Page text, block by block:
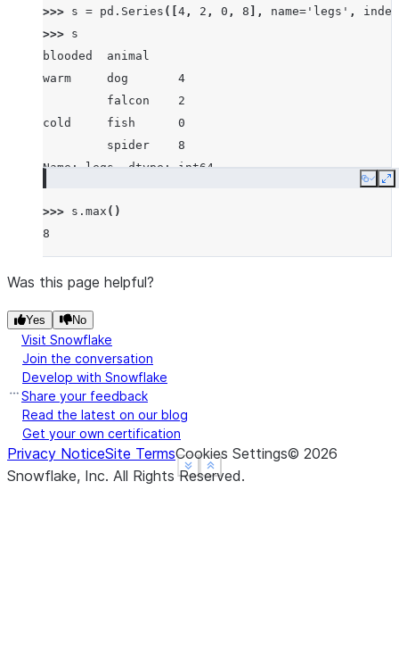
>>> s = pd . Series ([ 4 , 2 , 0 , 8 ], name= 'legs' ,
index
>>> s
blooded  animal
warm     dog       4
         falcon    2
cold     fish      0
         spider    8
Name: legs, dtype: int64
Show less
See more
Copy
>>> s . max ()
8
Show less
See more
Was this page helpful?
Yes No
Visit Snowflake
Join the conversation
Develop with Snowflake
Share your feedback
Read the latest on our blog
Get your own certification
Privacy NoticeSite TermsCookies Settings© 2026
Snowflake, Inc. All Rights Reserved.